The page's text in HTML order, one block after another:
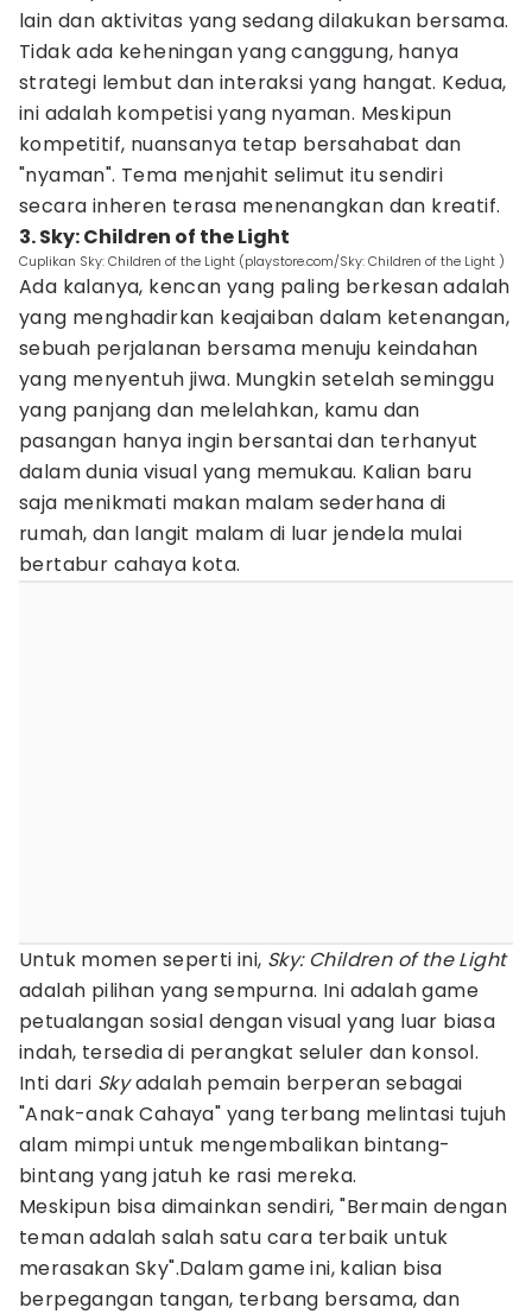
lain dan aktivitas yang sedang dilakukan bersama.
Tidak ada keheningan yang canggung, hanya
strategi lembut dan interaksi yang hangat. Kedua,
ini adalah kompetisi yang nyaman. Meskipun
kompetitif, nuansanya tetap bersahabat dan
"nyaman". Tema menjahit selimut itu sendiri
secara inheren terasa menenangkan dan kreatif.
3. Sky: Children of the Light
Cuplikan Sky: Children of the Light (playstore.com/Sky: Children of the Light )
Ada kalanya, kencan yang paling berkesan adalah
yang menghadirkan keajaiban dalam ketenangan,
sebuah perjalanan bersama menuju keindahan
yang menyentuh jiwa. Mungkin setelah seminggu
yang panjang dan melelahkan, kamu dan
pasangan hanya ingin bersantai dan terhanyut
dalam dunia visual yang memukau. Kalian baru
saja menikmati makan malam sederhana di
rumah, dan langit malam di luar jendela mulai
bertabur cahaya kota.
Untuk momen seperti ini, Sky: Children of the Light
adalah pilihan yang sempurna. Ini adalah game
petualangan sosial dengan visual yang luar biasa
indah, tersedia di perangkat seluler dan konsol.
Inti dari Skyadalah pemain berperan sebagai
"Anak-anak Cahaya" yang terbang melintasi tujuh
alam mimpi untuk mengembalikan bintang-
bintang yang jatuh ke rasi mereka.
Meskipun bisa dimainkan sendiri, "Bermain dengan
teman adalah salah satu cara terbaik untuk
merasakan Sky".Dalam game ini, kalian bisa
berpegangan tangan, terbang bersama, dan